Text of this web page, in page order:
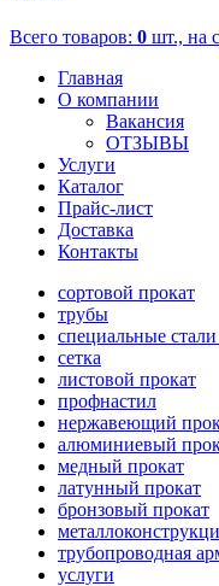
Всего товаров: 0 шт., на
Главная
О компании
Вакансия
ОТЗЫВЫ
Услуги
Каталог
Прайс-лист
Доставка
Контакты
сортовой прокат
трубы
специальные
сетка
листовой прокат
профнастил
нержавеющий
алюминиевый
медный прокат
латунный прокат
бронзовый прокат
трубопроводная
услуги